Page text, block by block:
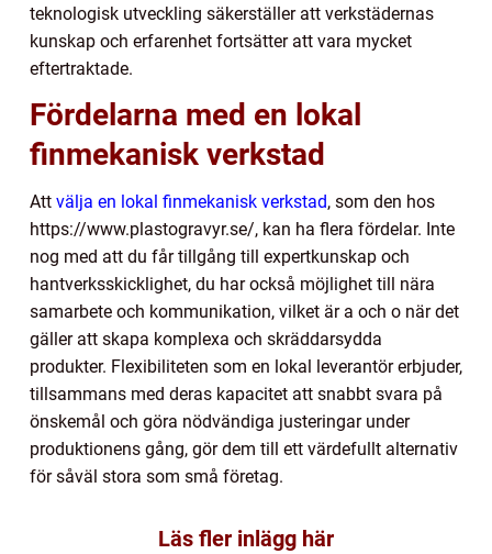
teknologisk utveckling säkerställer att verkstädernas
kunskap och erfarenhet fortsätter att vara mycket
eftertraktade.
Fördelarna med en lokal
finmekanisk verkstad
Att välja en lokal finmekanisk verkstad, som den hos
https://www.plastogravyr.se/, kan ha flera fördelar. Inte
nog med att du får tillgång till expertkunskap och
hantverksskicklighet, du har också möjlighet till nära
samarbete och kommunikation, vilket är a och o när det
gäller att skapa komplexa och skräddarsydda
produkter. Flexibiliteten som en lokal leverantör erbjuder,
tillsammans med deras kapacitet att snabbt svara på
önskemål och göra nödvändiga justeringar under
produktionens gång, gör dem till ett värdefullt alternativ
för såväl stora som små företag.
Läs fler inlägg här